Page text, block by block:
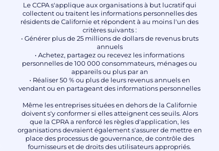
Le CCPA s'applique aux organisations à but lucratif qui
collectent ou traitent les informations personnelles des
résidents de Californie et répondent à au moins l'un des
critères suivants :
• Générer plus de 25 millions de dollars de revenus bruts
annuels
• Achetez, partagez ou recevez les informations
personnelles de 100 000 consommateurs, ménages ou
appareils ou plus par an
• Réaliser 50 % ou plus de leurs revenus annuels en
vendant ou en partageant des informations personnelles
Même les entreprises situées en dehors de la Californie
doivent s'y conformer si elles atteignent ces seuils. Alors
que la CPRA a renforcé les règles d'application, les
organisations devraient également s'assurer de mettre en
place des processus de gouvernance, de contrôle des
fournisseurs et de droits des utilisateurs appropriés.